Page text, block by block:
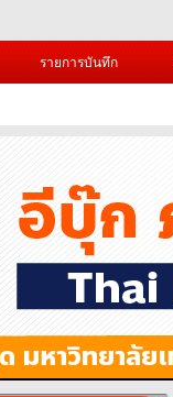
รายการบันทึก